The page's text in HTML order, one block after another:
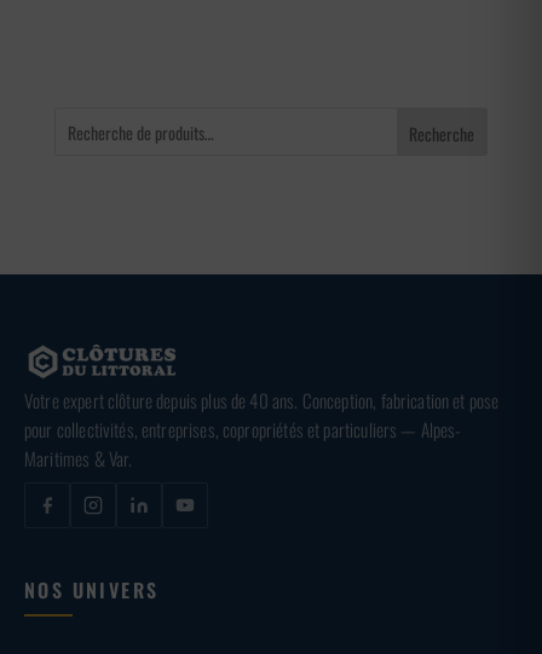
Recherche
Votre expert clôture depuis plus de 40 ans. Conception, fabrication et pose
pour collectivités, entreprises, copropriétés et particuliers — Alpes-
Maritimes & Var.
NOS UNIVERS